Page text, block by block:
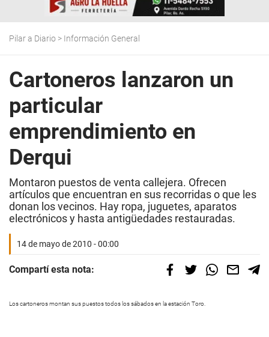
Pilar a Diario > Información General
Cartoneros lanzaron un
particular
emprendimiento en
Derqui
Montaron puestos de venta callejera. Ofrecen
artículos que encuentran en sus recorridas o que les
donan los vecinos. Hay ropa, juguetes, aparatos
electrónicos y hasta antigüedades restauradas.
14 de mayo de 2010 - 00:00
Compartí esta nota:
Los cartoneros montan sus puestos todos los sábados en la estación Toro.